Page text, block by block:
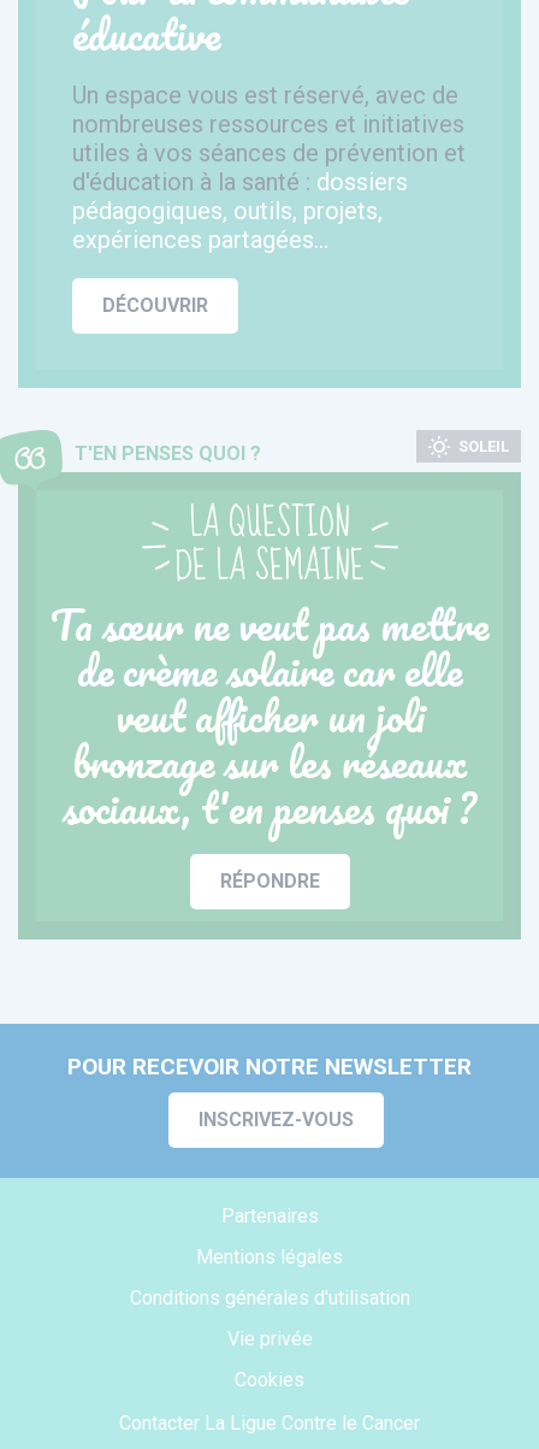
éducative
Un espace vous est réservé, avec de
nombreuses ressources et initiatives
utiles à vos séances de prévention et
d'éducation à la santé : dossiers
pédagogiques, outils, projets,
expériences partagées...
DÉCOUVRIR
T'EN PENSES QUOI ? SOLEIL
LA QUESTION
DE LA SEMAINE
Ta sœur ne veut pas mettre
de crème solaire car elle
veut afficher un joli
bronzage sur les réseaux
sociaux, t'en penses quoi ?
RÉPONDRE
POUR RECEVOIR NOTRE NEWSLETTER
INSCRIVEZ-VOUS
Partenaires
Mentions légales
Conditions générales d'utilisation
Vie privée
Cookies
Contacter La Ligue Contre le Cancer